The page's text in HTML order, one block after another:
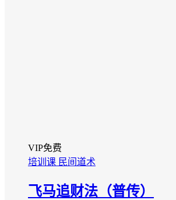
VIP免费
培训课 民间道术
飞马追财法（普传）